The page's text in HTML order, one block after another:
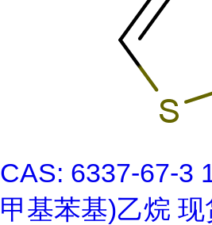
CAS: 6337-67-3
甲基苯基)乙烷